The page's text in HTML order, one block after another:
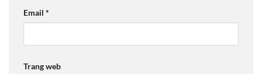
Email *
Trang web